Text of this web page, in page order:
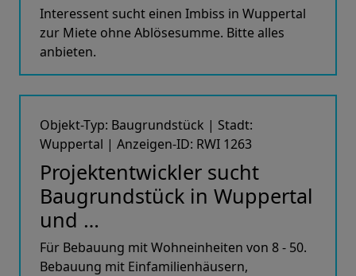
Interessent sucht einen Imbiss in Wuppertal
zur Miete ohne Ablösesumme. Bitte alles
anbieten.
Objekt-Typ: Baugrundstück | Stadt:
Wuppertal | Anzeigen-ID: RWI 1263
Projektentwickler sucht
Baugrundstück in Wuppertal
und …
Für Bebauung mit Wohneinheiten von 8 - 50.
Bebauung mit Einfamilienhäusern,